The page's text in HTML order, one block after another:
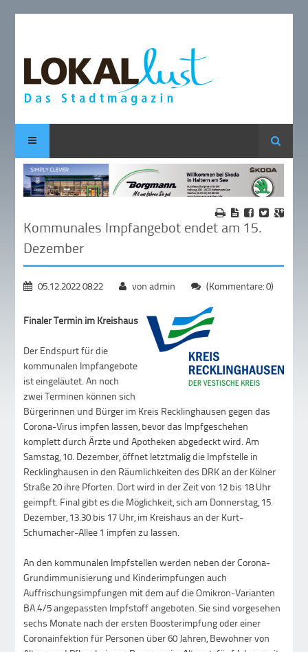
Suche
Kommunales Impfangebot endet am 15.
Dezember
05.12.2022 08:22 von admin (Kommentare: 0)
Finaler Termin im Kreishaus
Der Endspurt für die
kommunalen Impfangebote
ist eingeläutet. An noch
zwei Terminen können sich
Bürgerinnen und Bürger im Kreis Recklinghausen gegen das
Corona-Virus impfen lassen, bevor das Impfgeschehen
komplett durch Ärzte und Apotheken abgedeckt wird. Am
Samstag, 10. Dezember, öffnet letztmalig die Impfstelle in
Recklinghausen in den Räumlichkeiten des DRK an der Kölner
Straße 20 ihre Pforten. Dort wird in der Zeit von 12 bis 18 Uhr
geimpft. Final gibt es die Möglichkeit, sich am Donnerstag, 15.
Dezember, 13.30 bis 17 Uhr, im Kreishaus an der Kurt-
Schumacher-Allee 1 impfen zu lassen.
An den kommunalen Impfstellen werden neben der Corona-
Grundimmunisierung und Kinderimpfungen auch
Auffrischungsimpfungen mit dem auf die Omikron-Varianten
BA.4/5 angepassten Impfstoff angeboten. Sie sind vorgesehen
sechs Monate nach der ersten Boosterimpfung oder einer
Coronainfektion für Personen über 60 Jahren, Bewohner von